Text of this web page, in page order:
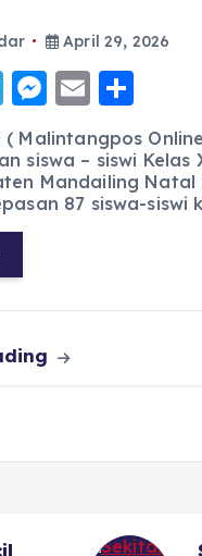
April 29, 2026
T
el
e
g
r
M
e
ss
e
E
m
ai
l
h
a
re
Malintangpos
siswa – siswi
Mandailing Natal
87 siswa-siswi